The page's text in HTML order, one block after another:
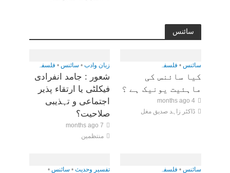
سائنس
سائنس • فلسفہ
کیا سائنس کی
ماہئیت یونیک ہے ؟
4 months ago
ڈاکٹر زاہد صدیق مغل
زبان وادب • سائنس • فلسفہ
شعور : جامد انفرادی
فیکلٹی یا ارتقاء پذیر
اجتماعی و تہذیبی
صلاحیت؟
7 months ago
منتظمین
سائنس • فلسفہ تفسیر وحدیث • سائنس •